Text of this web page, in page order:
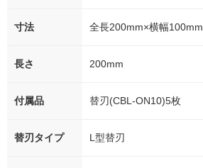
寸法 全長200mm×横幅100mm
長さ 200mm
付属品 替刃(CBL-ON10)5枚
替刃タイプ L型替刃